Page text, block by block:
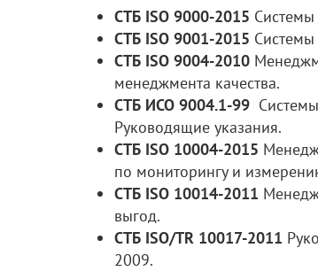
СТБ ISO 9000-2015
СТБ ISO 9001-2015 Системы
СТБ ISO 9004-2010
менеджмента качества.
СТБ ИСО 9004.1-99
Руководящие указания.
СТБ ISO 10004-2015
по мониторингу и
СТБ ISO 10014-2011
выгод.
СТБ ISO/TR 10017-2011
2009.